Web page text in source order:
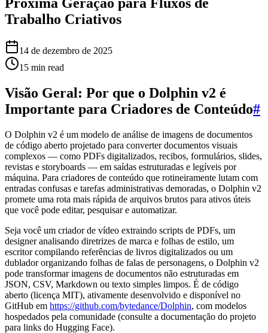
Trabalho Criativos
14 de dezembro de 2025
15 min read
Visão Geral: Por que o Dolphin v2 é
Importante para Criadores de Conteúdo#
O Dolphin v2 é um modelo de análise de imagens de documentos
de código aberto projetado para converter documentos visuais
complexos — como PDFs digitalizados, recibos, formulários, slides,
revistas e storyboards — em saídas estruturadas e legíveis por
máquina. Para criadores de conteúdo que rotineiramente lutam com
entradas confusas e tarefas administrativas demoradas, o Dolphin v2
promete uma rota mais rápida de arquivos brutos para ativos úteis
que você pode editar, pesquisar e automatizar.
Seja você um criador de vídeo extraindo scripts de PDFs, um
designer analisando diretrizes de marca e folhas de estilo, um
escritor compilando referências de livros digitalizados ou um
dublador organizando folhas de falas de personagens, o Dolphin v2
pode transformar imagens de documentos não estruturadas em
JSON, CSV, Markdown ou texto simples limpos. É de código
aberto (licença MIT), ativamente desenvolvido e disponível no
GitHub em https://github.com/bytedance/Dolphin, com modelos
hospedados pela comunidade (consulte a documentação do projeto
para links do Hugging Face).